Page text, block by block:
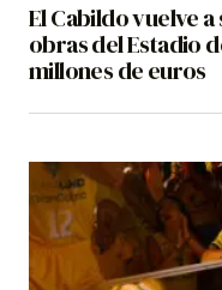
El Cabildo vuelve
obras del Estadio
millones de euros